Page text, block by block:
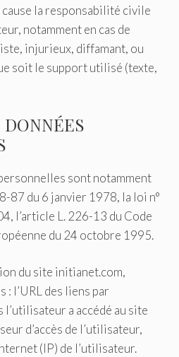
la responsabilité civile
notamment en cas de
injurieux, diffamant, ou
soit le support utilisé (texte,
DONNÉES
sont notamment
87 du 6 janvier 1978, la loi n°
l’article L. 226-13 du Code
du 24 octobre 1995.
du site initianet.com,
l’URL des liens par
a accédé au site
d’accès de l’utilisateur,
(IP) de l’utilisateur.